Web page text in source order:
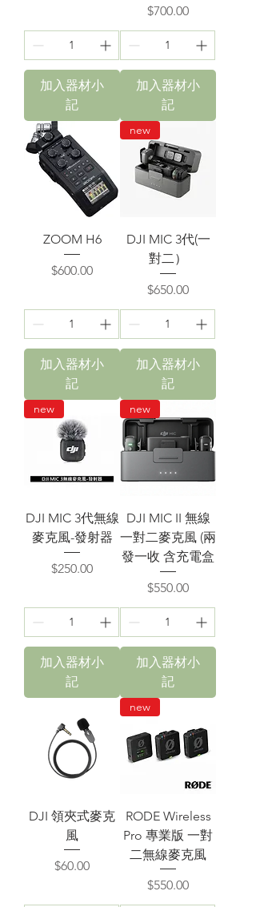
加入器材小
記
價格
$700.00
加入器材小
記
ZOOM H6
價格
$600.00
加入器材小
記
new
DJI MIC 3代(一
對二）
價格
$650.00
加入器材小
記
new
DJI MIC 3代無線
麥克風-發射器
價格
$250.00
加入器材小
記
new
DJI MIC II 無線
一對二麥克風 (兩
發一收 含充電盒
價格
$550.00
加入器材小
記
DJI 領夾式麥克
風
價格
$60.00
new
RODE Wireless
Pro 專業版 一對
二無線麥克風
價格
$550.00